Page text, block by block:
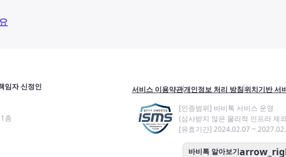
임자 신정인
층
서비스 이용약관개인정보 처리 방침위치기반 서
[인증범위] 바비톡 서비스 운영
(심사받지 않은 물리적 인프라 제
[유효기간] 2024.02.07 ~
바비톡 알아보기